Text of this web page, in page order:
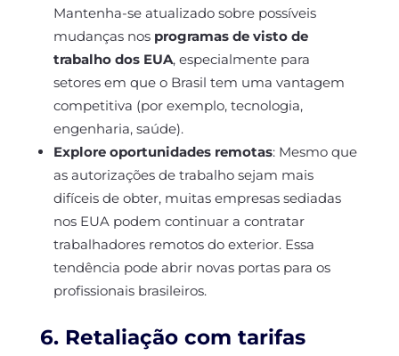
Mantenha-se atualizado sobre possíveis
mudanças nos programas de visto de
trabalho dos EUA, especialmente para
setores em que o Brasil tem uma vantagem
competitiva (por exemplo, tecnologia,
engenharia, saúde).
Explore oportunidades remotas: Mesmo que
as autorizações de trabalho sejam mais
difíceis de obter, muitas empresas sediadas
nos EUA podem continuar a contratar
trabalhadores remotos do exterior. Essa
tendência pode abrir novas portas para os
profissionais brasileiros.
6. Retaliação com tarifas